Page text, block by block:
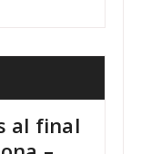
al final